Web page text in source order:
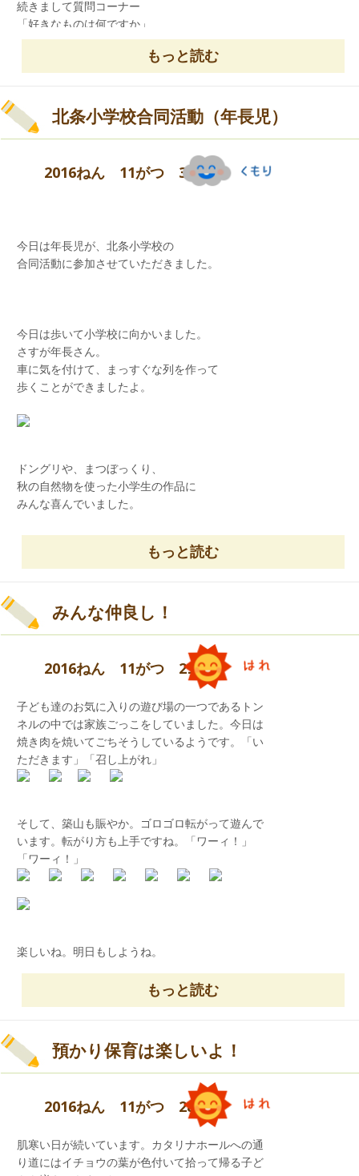
続きまして質問コーナー
「好きなものは何ですか」
「じゃがりこ」「おにぎりせんべい」「ぶどう」
た。
「誕生日のうた」を歌ってみんなで祝福しまし
「お誕生日おめでとう」「ありがとう」
ん』の表現遊びをしました。
「いただきます」♪
本日の主役
もっと読む
北条小学校合同活動（年長児）
2016ねん 11がつ 30にち
今日は年長児が、北条小学校の
合同活動に参加させていただきました。
今日は歩いて小学校に向かいました。
さすが年長さん。
車に気を付けて、まっすぐな列を作って
歩くことができましたよ。
ドングリや、まつぼっくり、
秋の自然物を使った小学生の作品に
みんな喜んでいました。
お土産屋さん
もっと読む
みんな仲良し！
2016ねん 11がつ 29にち
子ども達のお気に入りの遊び場の一つであるトン
ネルの中では家族ごっこをしていました。今日は
焼き肉を焼いてごちそうしているようです。「い
ただきます」「召し上がれ」
そして、築山も賑やか。ゴロゴロ転がって遊んで
います。転がり方も上手ですね。「ワーィ！」
「ワーィ！」
楽しいね。明日もしようね。
もっと読む
預かり保育は楽しいよ！
2016ねん 11がつ 28にち
肌寒い日が続いています。カタリナホールへの通
り道にはイチョウの葉が色付いて拾って帰る子ど